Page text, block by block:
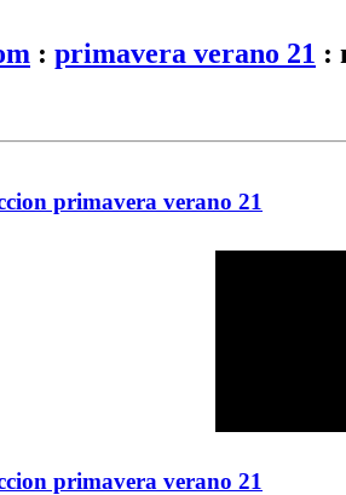
: primavera verano 21 :
primavera verano 21
primavera verano 21